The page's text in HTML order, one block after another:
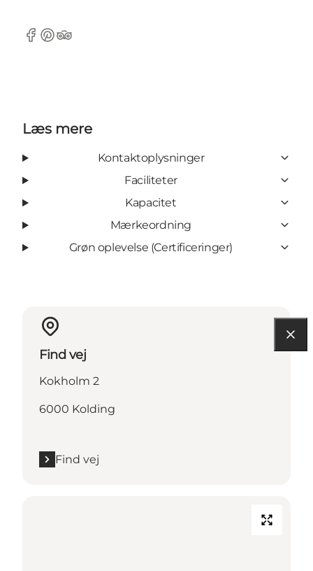
Facebook
Pinterest
Tripadvisor
Læs mere
Kontaktoplysninger
Faciliteter
Kapacitet
Mærkeordning
Grøn oplevelse (Certificeringer)
Find vej
Kokholm 2
6000 Kolding
Find vej